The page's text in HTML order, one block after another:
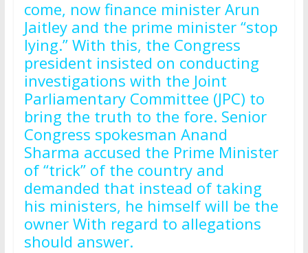
come, now finance minister Arun
Jaitley and the prime minister “stop
lying.” With this, the Congress
president insisted on conducting
investigations with the Joint
Parliamentary Committee (JPC) to
bring the truth to the fore. Senior
Congress spokesman Anand
Sharma accused the Prime Minister
of “trick” of the country and
demanded that instead of taking
his ministers, he himself will be the
owner With regard to allegations
should answer.